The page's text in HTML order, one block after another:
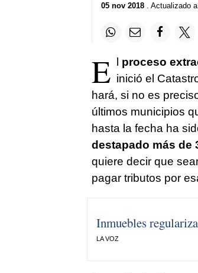
05 nov 2018. Actualizado
E l proceso
inició el
hará, si no es
últimos municipios
hasta la fecha ha
destapado más de
quiere decir que
pagar tributos por
Inmuebles
LA VOZ